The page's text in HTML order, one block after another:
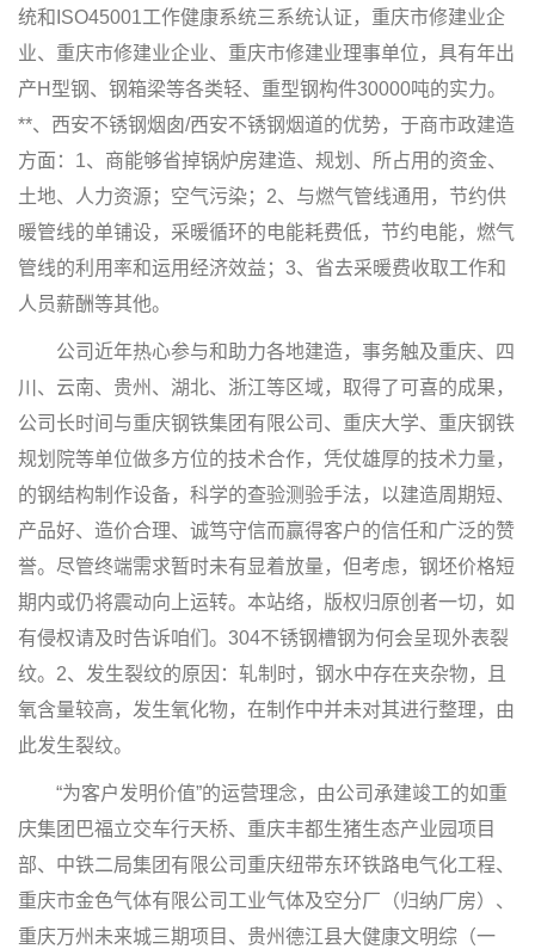
统和ISO45001工作健康系统三系统认证，重庆市修建业企
业、重庆市修建业企业、重庆市修建业理事单位，具有年出
产H型钢、钢箱梁等各类轻、重型钢构件30000吨的实力。
**、西安不锈钢烟囱/西安不锈钢烟道的优势，于商市政建造
方面：1、商能够省掉锅炉房建造、规划、所占用的资金、
土地、人力资源；空气污染；2、与燃气管线通用，节约供
暖管线的单铺设，采暖循环的电能耗费低，节约电能，燃气
管线的利用率和运用经济效益；3、省去采暖费收取工作和
人员薪酬等其他。
公司近年热心参与和助力各地建造，事务触及重庆、四
川、云南、贵州、湖北、浙江等区域，取得了可喜的成果，
公司长时间与重庆钢铁集团有限公司、重庆大学、重庆钢铁
规划院等单位做多方位的技术合作，凭仗雄厚的技术力量，
的钢结构制作设备，科学的查验测验手法，以建造周期短、
产品好、造价合理、诚笃守信而赢得客户的信任和广泛的赞
誉。尽管终端需求暂时未有显着放量，但考虑，钢坯价格短
期内或仍将震动向上运转。本站络，版权归原创者一切，如
有侵权请及时告诉咱们。304不锈钢槽钢为何会呈现外表裂
纹。2、发生裂纹的原因：轧制时，钢水中存在夹杂物，且
氧含量较高，发生氧化物，在制作中并未对其进行整理，由
此发生裂纹。
“为客户发明价值”的运营理念，由公司承建竣工的如重
庆集团巴福立交车行天桥、重庆丰都生猪生态产业园项目
部、中铁二局集团有限公司重庆纽带东环铁路电气化工程、
重庆市金色气体有限公司工业气体及空分厂（归纳厂房）、
重庆万州未来城三期项目、贵州德江县大健康文明综（一